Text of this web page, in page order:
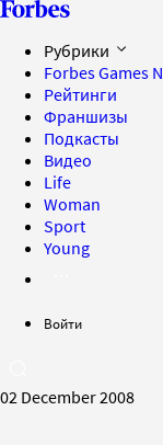
Рубрики
Forbes Games
Рейтинги
Франшизы
Подкасты
Видео
Life
Woman
Sport
Young
Войти
02 December 2008